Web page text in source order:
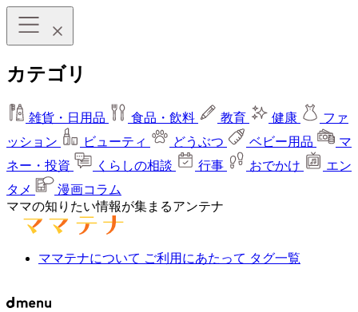
カテゴリ
雑貨・日用品 食品・飲料 教育 健康
ファ
ッション
ビューティ どうぶつ ベビー用品
マ
ネー・投資
くらしの相談 行事 おでかけ
エン
タメ
漫画コラム
ママの知りたい情報が集まるアンテナ
ママテナについて ご利用にあたって タグ一覧